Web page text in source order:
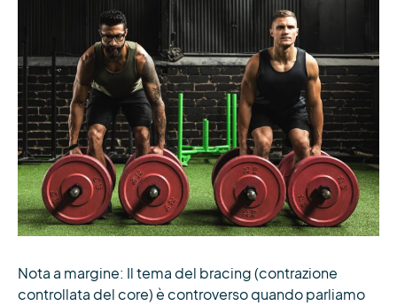
Nota a margine: Il tema del bracing (contrazione
controllata del core) è controverso quando parliamo